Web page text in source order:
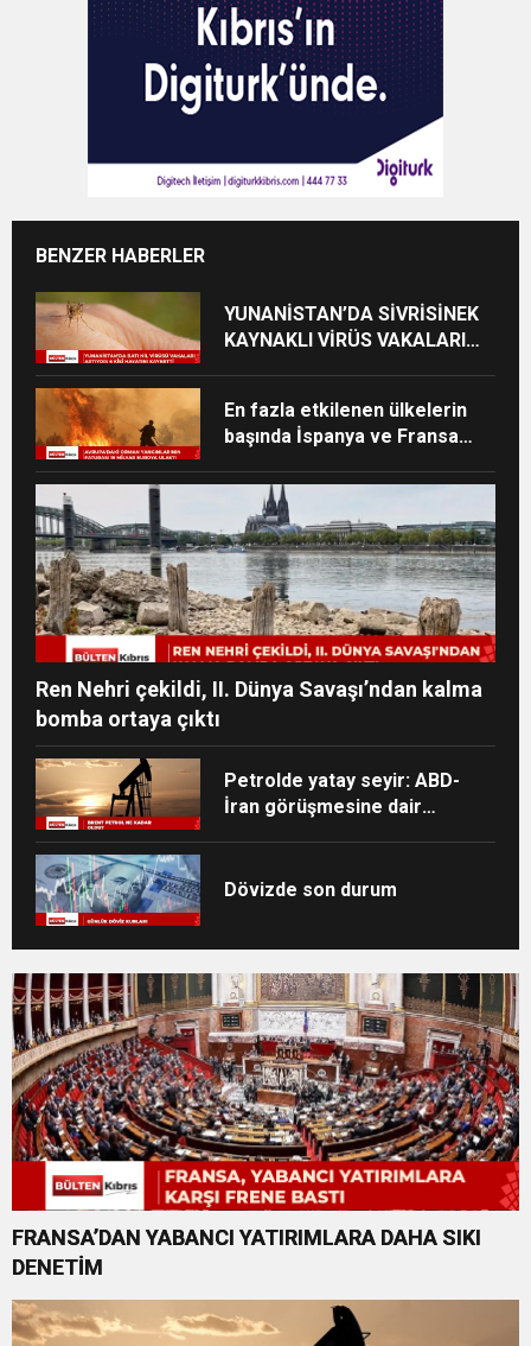
BENZER HABERLER
YUNANİSTAN’DA SİVRİSİNEK
KAYNAKLI VİRÜS VAKALARI
En fazla etkilenen ülkelerin
başında İspanya ve Fransa
Ren Nehri çekildi, II. Dünya Savaşı’ndan kalma
bomba ortaya çıktı
Petrolde yatay seyir: ABD-
İran görüşmesine dair
Dövizde son durum
FRANSA’DAN YABANCI YATIRIMLARA DAHA SIKI
DENETİM